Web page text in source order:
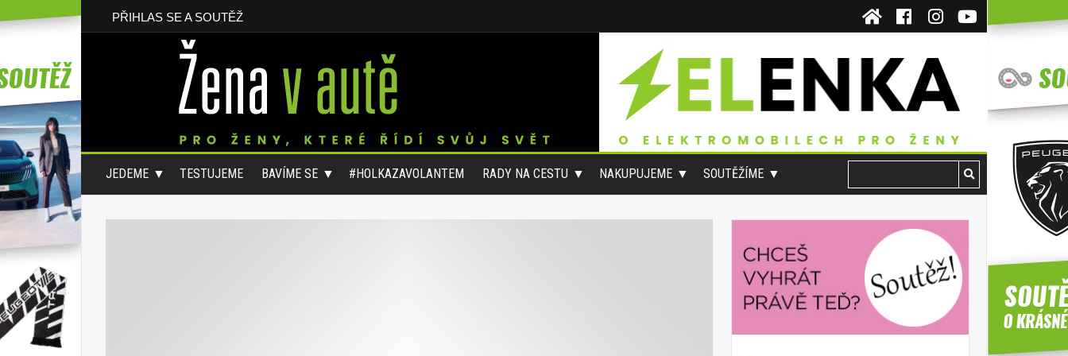
PŘIHLAS SE A SOUTĚŽ
JEDEME TESTUJEME BAVÍME SE #HOLKAZAVOLANTEM RADY NA CESTU NAKUPUJEME SOUTĚŽÍME